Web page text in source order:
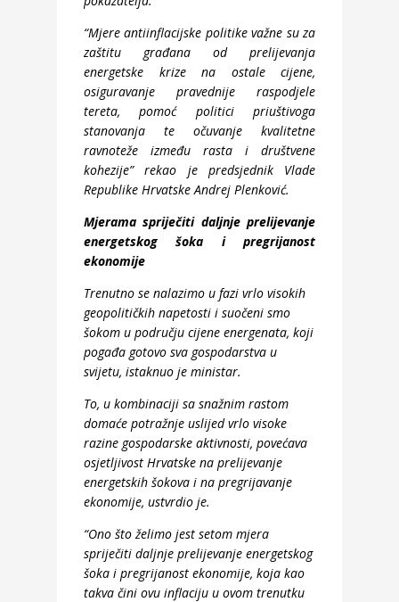
“Mjere antiinflacijske politike važne su za
zaštitu građana od prelijevanja
energetske krize na ostale cijene,
osiguravanje pravednije raspodjele
tereta, pomoć politici priuštivoga
stanovanja te očuvanje kvalitetne
ravnoteže između rasta i društvene
kohezije” rekao je predsjednik Vlade
Republike Hrvatske Andrej Plenković.
Mjerama spriječiti daljnje prelijevanje
energetskog šoka i pregrijanost
ekonomije
Trenutno se nalazimo u fazi vrlo visokih
geopolitičkih napetosti i suočeni smo
šokom u području cijene energenata, koji
pogađa gotovo sva gospodarstva u
svijetu, istaknuo je ministar.
To, u kombinaciji sa snažnim rastom
domaće potražnje uslijed vrlo visoke
razine gospodarske aktivnosti, povećava
osjetljivost Hrvatske na prelijevanje
energetskih šokova i na pregrijavanje
ekonomije, ustvrdio je.
“Ono što želimo jest setom mjera
spriječiti daljnje prelijevanje energetskog
šoka i pregrijanost ekonomije, koja kao
takva čini ovu inflaciju u ovom trenutku